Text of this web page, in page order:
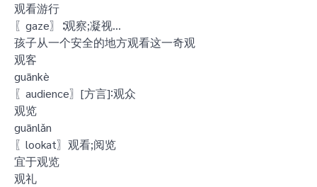
观看游行
〖gaze〗∶观察;凝视…
孩子从一个安全的地方观看这一奇观
观客
guānkè
〖audience〗[方言]∶观众
观览
guānlǎn
〖lookat〗观看;阅览
宜于观览
观礼